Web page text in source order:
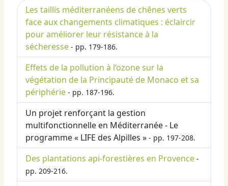
Les taillis méditerranéens de chênes verts
face aux changements climatiques : éclaircir
pour améliorer leur résistance à la
sécheresse - pp. 179-186.
Effets de la pollution à l’ozone sur la
végétation de la Principauté de Monaco et sa
périphérie - pp. 187-196.
Un projet renforçant la gestion
multifonctionnelle en Méditerranée - Le
programme « LIFE des Alpilles » - pp. 197-208.
Des plantations api-forestières en Provence -
pp. 209-216.